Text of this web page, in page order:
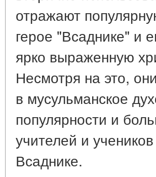
отражают
герое "Всаднике" и
ярко выраженную
Несмотря на это,
в мусульманское
популярности и
учителей и
Всаднике.